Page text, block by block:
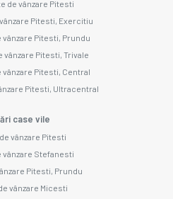
de vânzare Pitesti
Pitesti, Exercitiu
Pitesti, Prundu
vânzare Pitesti, Trivale
Pitesti, Central
Pitesti, Ultracentral
case vile
vânzare Pitesti
vânzare Stefanesti
Pitesti, Prundu
vânzare Micesti